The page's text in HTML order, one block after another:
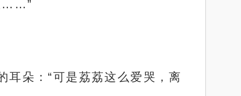
……”
耳朵：“可是荔荔这么爱哭，离